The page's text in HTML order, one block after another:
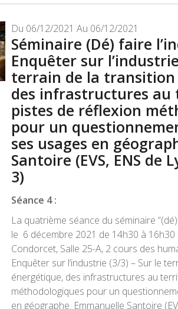
Du 06/12/2021 Au 06/12/2021
Séminaire (Dé) faire
Enquêter sur
terrain de la
des infrastructures
pistes de réflexion
pour un
ses usages en
Santoire (EVS, ENS de
3)
Séance 4 :
La quatrième séance du séminaire
le 6 décembre 2021 de 14h30 à 16h30
Condorcet, Salle 25-A, 2 cours des
Enquêter sur l’industrie (3/3) – Sur le
énergétique, des infrastructures au
méthodologiques pour un
en géographe. Emmanuelle Santoire